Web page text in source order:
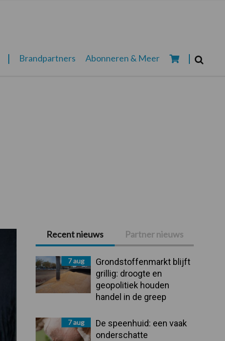
Brandpartners Abonneren & Meer
Primaire
Sidebar
Recent nieuws Partner nieuws
7 aug
Grondstoffenmarkt blijft
grillig: droogte en
geopolitiek houden
handel in de greep
7 aug
De speenhuid: een vaak
onderschatte